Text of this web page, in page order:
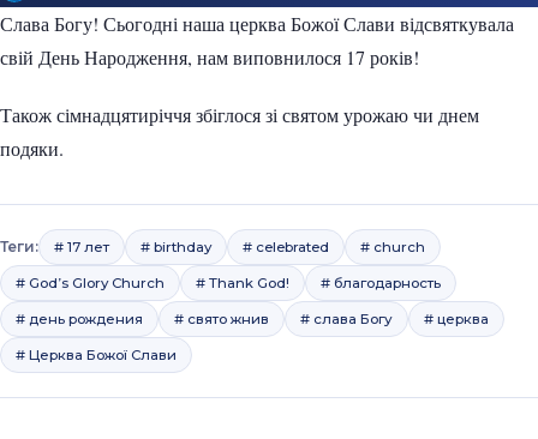
Слава Богу! Сьогодні наша церква Божої Слави відсвяткувала
свій День Народження, нам виповнилося 17 років!
Також сімнадцятиріччя збіглося зі святом урожаю чи днем ​​
подяки.
Теги: # 17 лет # birthday # celebrated # church
# God’s Glory Church # Thank God! # благодарность
# день рождения # свято жнив # слава Богу # церква
# Церква Божої Слави